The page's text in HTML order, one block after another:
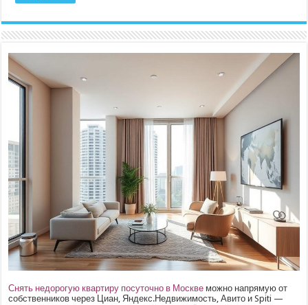
Снять недорогую квартиру посуточно в Москве можно напрямую от
собственников через Циан, Яндекс.Недвижимость, Авито и Spiti —